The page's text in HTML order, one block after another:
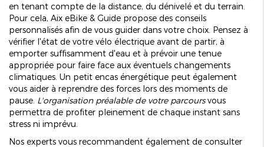
en tenant compte de la distance, du dénivelé et du terrain.
Pour cela, Aix eBike & Guide propose des conseils
personnalisés afin de vous guider dans votre choix. Pensez à
vérifier l'état de votre vélo électrique avant de partir, à
emporter suffisamment d'eau et à prévoir une tenue
appropriée pour faire face aux éventuels changements
climatiques. Un petit encas énergétique peut également
vous aider à reprendre des forces lors des moments de
pause. L'organisation préalable de votre parcoursvous
permettra de profiter pleinement de chaque instant sans
stress ni imprévu.
Nos experts vous recommandent également de consulter